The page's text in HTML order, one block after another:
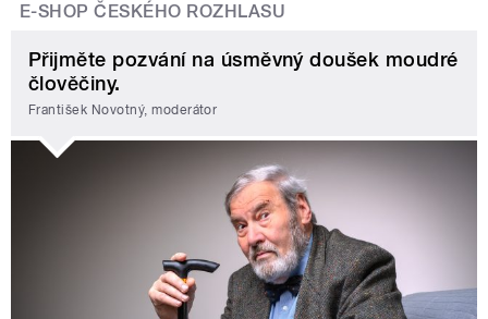
E-SHOP ČESKÉHO ROZHLASU
Přijměte pozvání na úsměvný doušek moudré
člověčiny.
František Novotný, moderátor